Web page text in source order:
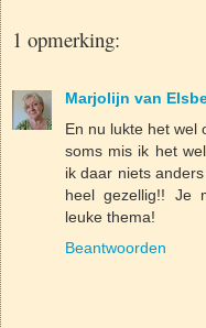
1 opmerking:
Marjolijn van
En nu lukte het wel
soms mis ik het
ik daar niets
heel gezellig!! Je
leuke thema!
Beantwoorden